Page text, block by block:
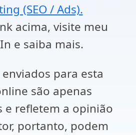
(SEO / Ads).
acima, visite meu
e saiba mais.
para esta
são apenas
e refletem a opinião
portanto, podem